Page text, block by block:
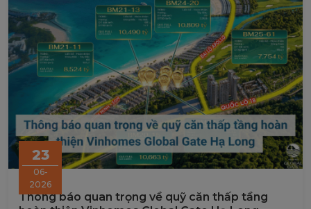
23
06-
2026
Thông báo quan trọng về quỹ căn thấp tầng